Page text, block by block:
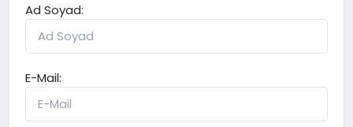
Ad Soyad:
E-Mail: